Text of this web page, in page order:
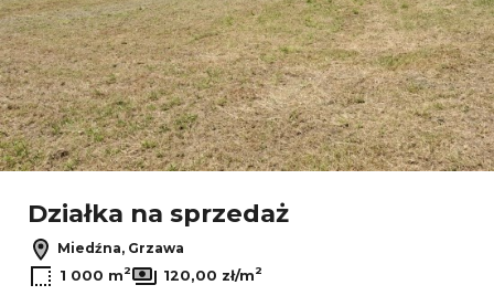
Działka na sprzedaż
Miedźna, Grzawa
1 000 m2 120,00 zł/m2